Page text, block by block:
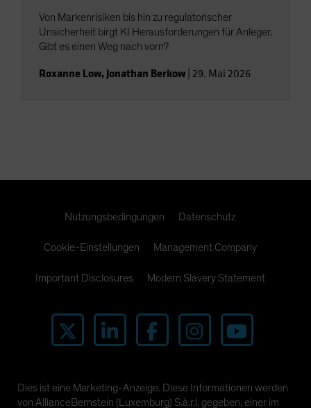
Von Markenrisiken bis hin zu regulatorischer
Unsicherheit birgt KI Herausforderungen für Anleger.
Gibt es einen Weg nach vorn?
Roxanne Low, Jonathan Berkow 29. Mai 2026
Nutzungsbedingungen Datenschutz
Cookie-Einstellungen Management Company
Important Disclosures Modern Slavery Statement
Dies ist eine Marketing-Anzeige. Diese Informationen werden
von AllianceBernstein (Luxemburg) S.à.r.l. gegeben, einer im